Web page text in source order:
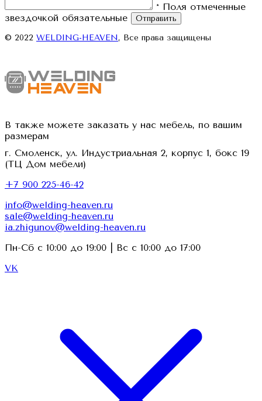
* Поля отмеченные
звездочкой обязательные
Отправить
© 2022 WELDING-HEAVEN, Все права защищены
В также можете заказать у нас мебель, по вашим
размерам
г. Смоленск, ул. Индустриальная 2, корпус 1, бокс 19
(ТЦ Дом мебели)
+7 900 225-46-42
info@welding-heaven.ru
sale@welding-heaven.ru
ia.zhigunov@welding-heaven.ru
Пн-Сб с 10:00 до 19:00 | Вс с 10:00 до 17:00
VK